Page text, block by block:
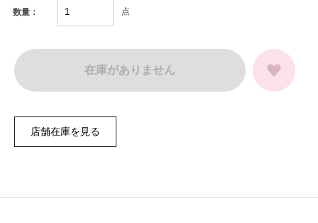
数量： 点
在庫がありません